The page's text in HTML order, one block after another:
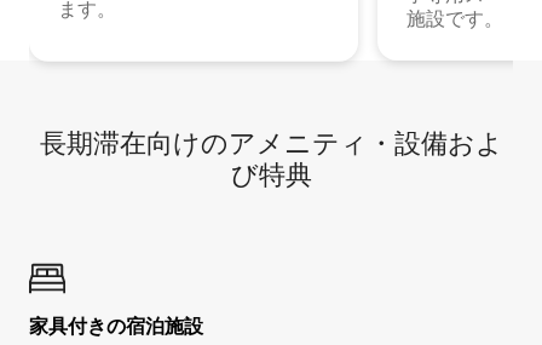
ます。
施設です。
長期滞在向け⁠のア⁠メ⁠ニ⁠テ⁠ィ⁠・設⁠備⁠およ
び特⁠典
家具付き⁠の宿⁠泊⁠施⁠設